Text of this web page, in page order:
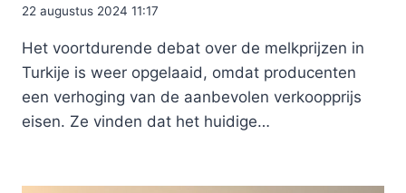
22 augustus 2024 11:17
Het voortdurende debat over de melkprijzen in
Turkije is weer opgelaaid, omdat producenten
een verhoging van de aanbevolen verkoopprijs
eisen. Ze vinden dat het huidige…